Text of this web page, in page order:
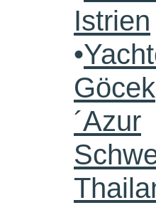
Istrien
•
Göcek
´Azur